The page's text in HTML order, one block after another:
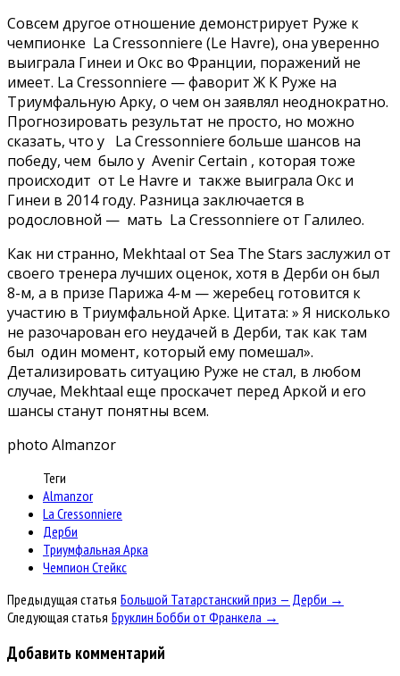
Совсем другое отношение демонстрирует Руже к
чемпионке La Cressonniere (Le Havre), она уверенно
выиграла Гинеи и Окс во Франции, поражений не
имеет. La Cressonniere — фаворит Ж К Руже на
Триумфальную Арку, о чем он заявлял неоднократно.
Прогнозировать результат не просто, но можно
сказать, что у La Cressonniere больше шансов на
победу, чем было у Avenir Certain , которая тоже
происходит от Le Havre и также выиграла Окс и
Гинеи в 2014 году. Разница заключается в
родословной — мать La Cressonniere от Галилео.
Как ни странно, Mekhtaal от Sea The Stars заслужил от
своего тренера лучших оценок, хотя в Дерби он был
8-м, а в призе Парижа 4-м — жеребец готовится к
участию в Триумфальной Арке. Цитата: » Я нисколько
не разочарован его неудачей в Дерби, так как там
был один момент, который ему помешал».
Детализировать ситуацию Руже не стал, в любом
случае, Mekhtaal еще проскачет перед Аркой и его
шансы станут понятны всем.
photo Almanzor
Теги
Almanzor
La Cressonniere
Дерби
Триумфальная Арка
Чемпион Стейкс
Предыдущая статья Большой Татарстанский приз — Дерби →
Следующая статья Бруклин Бобби от Франкела →
Добавить комментарий